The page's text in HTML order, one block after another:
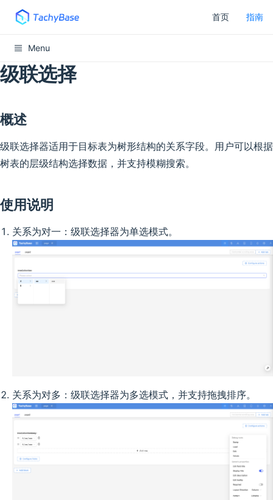
首页 指南
Menu
级联选择
概述
级联选择器适用于目标表为树形结构的关系字段。用户可以根据
树表的层级结构选择数据，并支持模糊搜索。
使用说明
关系为对一：级联选择器为单选模式。
关系为对多：级联选择器为多选模式，并支持拖拽排序。